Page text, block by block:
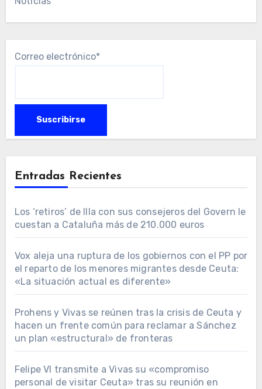
Correo electrónico*
Entradas Recientes
Los ‘retiros’ de Illa con sus consejeros del Govern le
cuestan a Cataluña más de 210.000 euros
Vox aleja una ruptura de los gobiernos con el PP por
el reparto de los menores migrantes desde Ceuta:
«La situación actual es diferente»
Prohens y Vivas se reúnen tras la crisis de Ceuta y
hacen un frente común para reclamar a Sánchez
un plan «estructural» de fronteras
Felipe VI transmite a Vivas su «compromiso
personal de visitar Ceuta» tras su reunión en